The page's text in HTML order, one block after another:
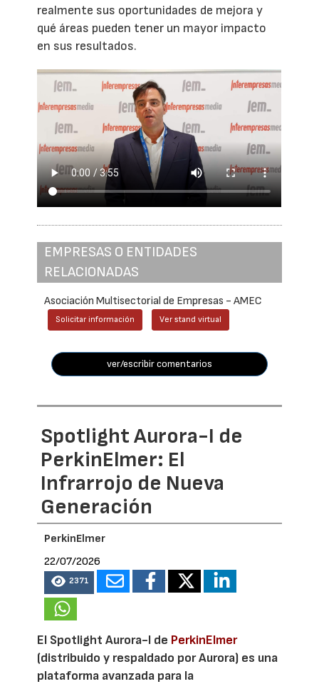
realmente sus oportunidades de mejora y
qué áreas pueden tener un mayor impacto
en sus resultados.
EMPRESAS O ENTIDADES
RELACIONADAS
Asociación Multisectorial de Empresas - AMEC
Solicitar información Ver stand virtual
ver/escribir comentarios
Spotlight Aurora-I de
PerkinElmer: El
Infrarrojo de Nueva
Generación
PerkinElmer
22/07/2026
2371
El Spotlight Aurora-I de PerkinElmer
(distribuido y respaldado por Aurora) es una
plataforma avanzada para la